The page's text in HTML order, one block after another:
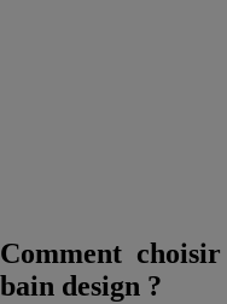
Comment
bain design ?